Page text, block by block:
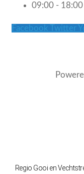
09:00 - 18:00
Facebook Twitter
Regio Gooi en